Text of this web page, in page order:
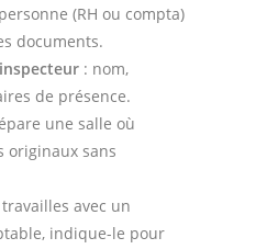
(RH ou compta)
documents.
: nom,
de présence.
une salle où
originaux sans
avec un
indique-le pour